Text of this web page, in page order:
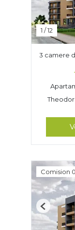
1 /12
3 camere
Comision
Previous